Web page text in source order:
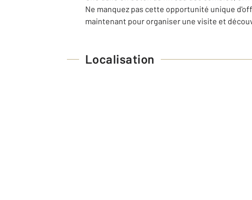
Ne manquez pas cette opportunité unique
maintenant pour organiser une visite et
Localisation